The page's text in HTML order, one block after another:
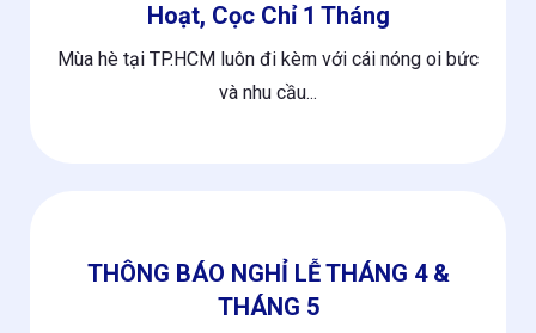
Hoạt, Cọc Chỉ 1 Tháng
Mùa hè tại TP.HCM luôn đi kèm với cái nóng oi bức
và nhu cầu...
THÔNG BÁO NGHỈ LỄ THÁNG 4 &
THÁNG 5